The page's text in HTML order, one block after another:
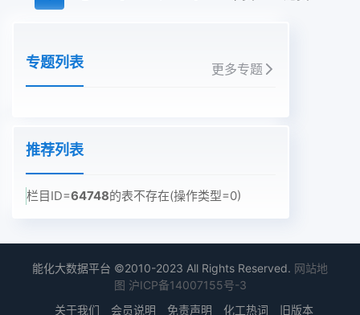
专题列表 更多专题
推荐列表
栏目ID=64748的表不存在(操作类型=0)
能化大数据平台 ©2010-2023 All Rights Reserved. 网站地
图 沪ICP备14007155号-3
关于我们
会员说明 免责声明 化工热词 旧版本